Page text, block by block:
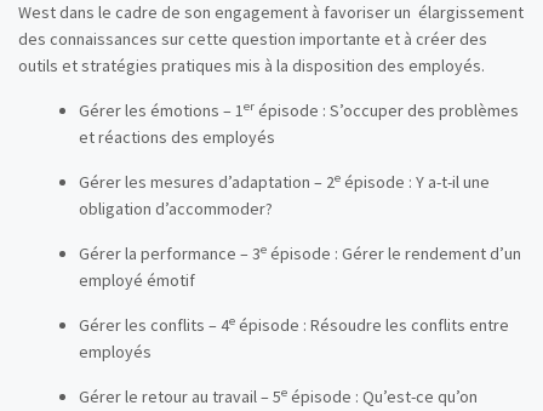
West dans le cadre de son engagement à favoriser un élargissement
des connaissances sur cette question importante et à créer des
outils et stratégies pratiques mis à la disposition des employés.
Gérer les émotions – 1er épisode : S’occuper des problèmes
et réactions des employés
Gérer les mesures d’adaptation – 2e épisode : Y a-t-il une
obligation d’accommoder?
Gérer la performance – 3e épisode : Gérer le rendement d’un
employé émotif
Gérer les conflits – 4e épisode : Résoudre les conflits entre
employés
Gérer le retour au travail – 5e épisode : Qu’est-ce qu’on